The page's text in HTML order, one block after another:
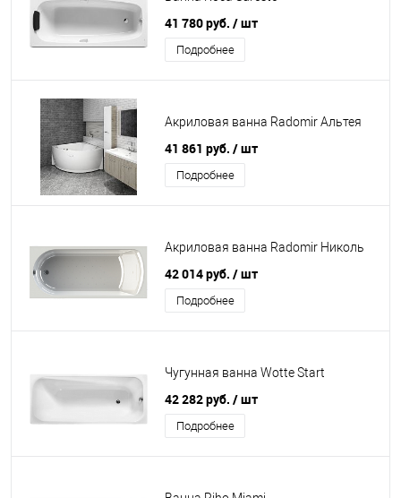
41 780 руб. / шт
Подробнее
Акриловая ванна Radomir Альтея
41 861 руб. / шт
Подробнее
Акриловая ванна Radomir Николь
42 014 руб. / шт
Подробнее
Чугунная ванна Wotte Start
42 282 руб. / шт
Подробнее